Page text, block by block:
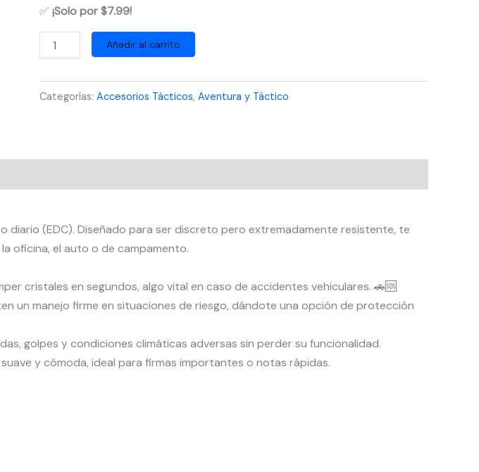
✅ ¡Solo por $7.99!
Esfero
Táctico
de
Supervivencia
Rompe
y
Defensa
cantidad
Añadir al carrito
Categorías: Accesorios Tácticos, Aventura y Táctico
diario (EDC). Diseñado para ser discreto pero extremadamente resistente, te
oficina, el auto o de campamento.
cristales en segundos, algo vital en caso de accidentes vehiculares. 🚗🆘
un manejo firme en situaciones de riesgo, dándote una opción de protección
golpes y condiciones climáticas adversas sin perder su funcionalidad.
y cómoda, ideal para firmas importantes o notas rápidas.